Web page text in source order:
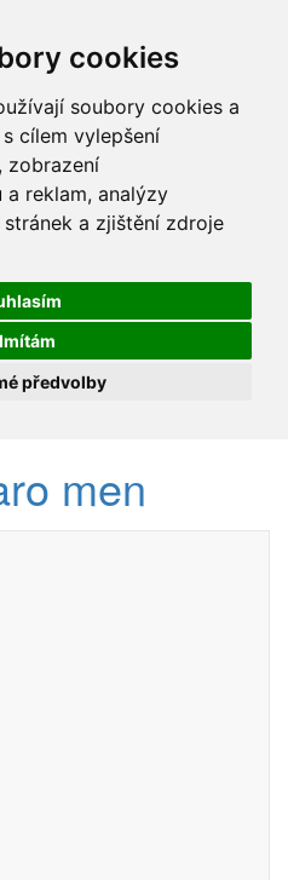
cookies
soubory cookies a
cílem vylepšení
zobrazení
a reklam, analýzy
a zjištění zdroje
předvolby
men